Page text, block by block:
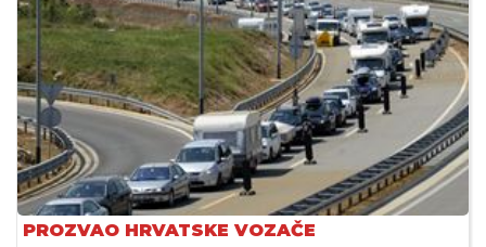
PROZVAO HRVATSKE VOZAČE